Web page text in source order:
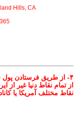
Hills, CA
USA.
۴- از طریق فرستادن
نقاط مختلف آمریکا یا